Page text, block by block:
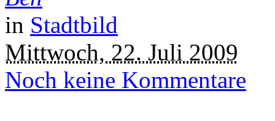
in Stadtbild
Mittwoch, 22. Juli 2009
Noch keine Kommentare